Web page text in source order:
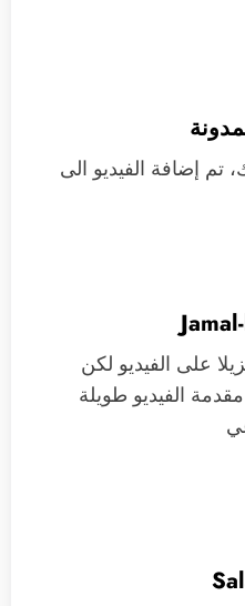
تم إضافة الفيديو الى
على الفيديو لكن
الفيديو طويلة